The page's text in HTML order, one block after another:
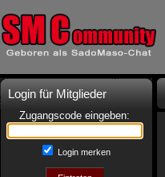
Login für Mitglieder
Zugangscode eingeben:
Login merken